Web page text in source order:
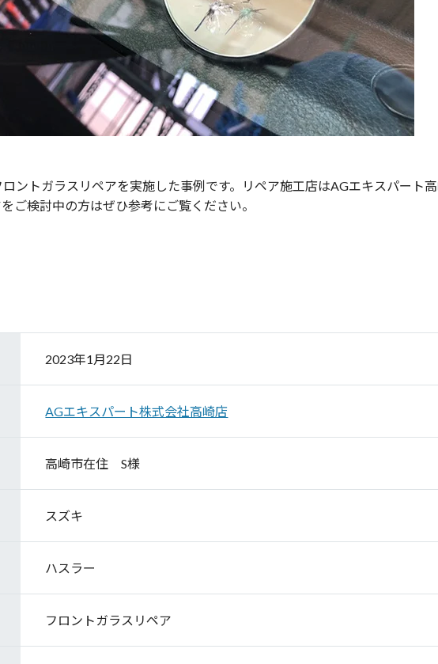
ントガラスリペアを実施した事例です。リペア施工店はAGエキスパート
ご検討中の方はぜひ参考にご覧ください。
2023年1月22日
AGエキスパート株式会社高崎店
高崎市在住 S様
スズキ
ハスラー
フロントガラスリペア